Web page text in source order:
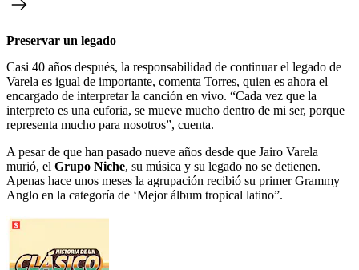
Preservar un legado
Casi 40 años después, la responsabilidad de continuar el legado de
Varela es igual de importante, comenta Torres, quien es ahora el
encargado de interpretar la canción en vivo. “Cada vez que la
interpreto es una euforia, se mueve mucho dentro de mi ser, porque
representa mucho para nosotros”, cuenta.
A pesar de que han pasado nueve años desde que Jairo Varela
murió, el Grupo Niche, su música y su legado no se detienen.
Apenas hace unos meses la agrupación recibió su primer Grammy
Anglo en la categoría de ‘Mejor álbum tropical latino”.